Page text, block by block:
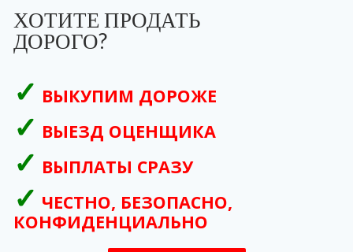
ХОТИТЕ ПРОДАТЬ
ДОРОГО?
ВЫКУПИМ ДОРОЖЕ
ВЫЕЗД ОЦЕНЩИКА
ВЫПЛАТЫ СРАЗУ
ЧЕСТНО, БЕЗОПАСНО,
КОНФИДЕНЦИАЛЬНО